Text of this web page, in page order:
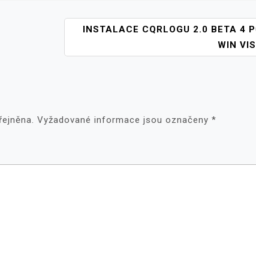
INSTALACE CQRLOGU 2.0 BETA 4
WIN
Vyžadované informace jsou označeny *